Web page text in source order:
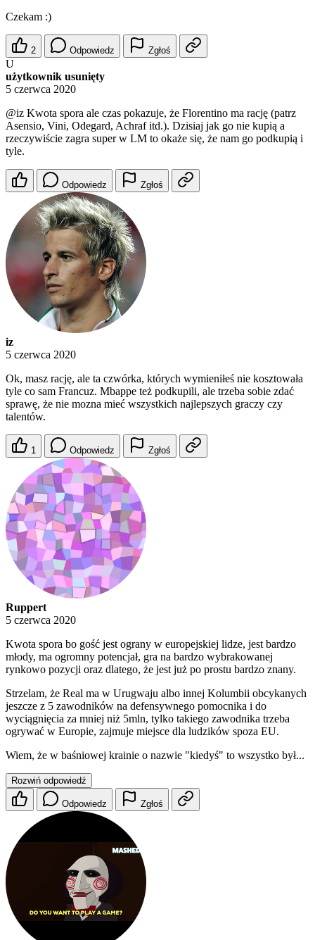
Czekam :)
2 Odpowiedz Zgłoś
U
użytkownik usunięty
5 czerwca 2020
@iz Kwota spora ale czas pokazuje, że Florentino ma rację (patrz
Asensio, Vini, Odegard, Achraf itd.). Dzisiaj jak go nie kupią a
rzeczywiście zagra super w LM to okaże się, że nam go podkupią i
tyle.
Odpowiedz Zgłoś
iz
5 czerwca 2020
Ok, masz rację, ale ta czwórka, których wymieniłeś nie kosztowała
tyle co sam Francuz. Mbappe też podkupili, ale trzeba sobie zdać
sprawę, że nie mozna mieć wszystkich najlepszych graczy czy
talentów.
1 Odpowiedz Zgłoś
Ruppert
5 czerwca 2020
Kwota spora bo gość jest ograny w europejskiej lidze, jest bardzo
młody, ma ogromny potencjał, gra na bardzo wybrakowanej
rynkowo pozycji oraz dlatego, że jest już po prostu bardzo znany.
Strzelam, że Real ma w Urugwaju albo innej Kolumbii obcykanych
jeszcze z 5 zawodników na defensywnego pomocnika i do
wyciągnięcia za mniej niż 5mln, tylko takiego zawodnika trzeba
ogrywać w Europie, zajmuje miejsce dla ludzików spoza EU.
Wiem, że w baśniowej krainie o nazwie "kiedyś" to wszystko był...
Rozwiń odpowiedź
Odpowiedz Zgłoś